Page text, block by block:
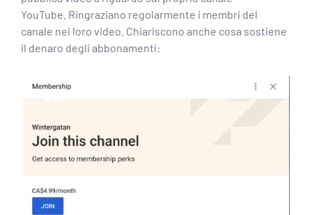
YouTube. Ringraziano regolarmente i membri del
canale nei loro video. Chiariscono anche cosa sostiene
il denaro degli abbonamenti: